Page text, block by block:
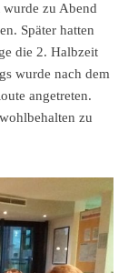
zu Abend
Später hatten
die 2. Halbzeit
wurde nach dem
angetreten.
zu